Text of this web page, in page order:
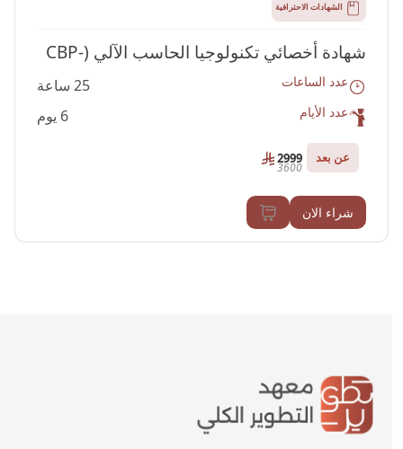
الشهادات الاحترافية
شهادة أخصائي تكنولوجيا الحاسب الآلي (CBP-
CT)
عدد الساعات 25 ساعة
عدد الأيام 6 يوم
عن بعد 2999
3600
شراء الان